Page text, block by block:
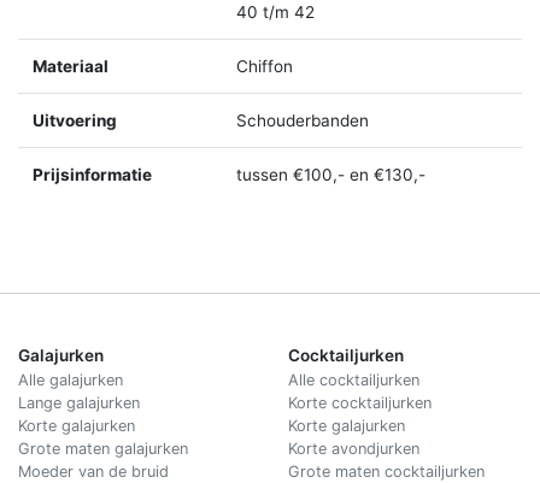
40 t/m 42
Materiaal Chiffon
Uitvoering Schouderbanden
Prijsinformatie tussen €100,- en €130,-
Galajurken
Alle galajurken
Lange galajurken
Korte galajurken
Grote maten galajurken
Moeder van de bruid
Cocktailjurken
Alle cocktailjurken
Korte cocktailjurken
Korte galajurken
Korte avondjurken
Grote maten cocktailjurken